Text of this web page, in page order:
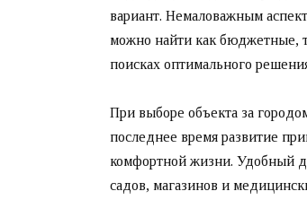
вариант. Немаловажным
можно найти как бюджетные,
поисках оптимального
При выборе объекта за
последнее время развитие
комфортной жизни. Удобный
садов, магазинов и